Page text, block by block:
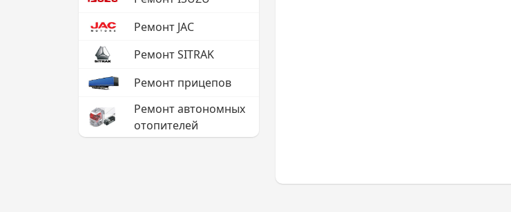
Ремонт JAC
Ремонт SITRAK
Ремонт прицепов
Ремонт автономных
отопителей